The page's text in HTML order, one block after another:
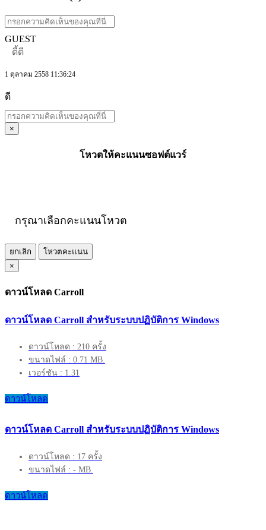
GUEST
ดี้ดี
1 ตุลาคม 2558 11:36:24
ดี
×
โหวตให้คะแนนซอฟต์แวร์
กรุณาเลือกคะแนนโหวต
ยกเลิก
โหวตคะแนน
×
ดาวน์โหลด Carroll
ดาวน์โหลด Carroll สำหรับระบบปฏิบัติการ Windows
ดาวน์โหลด : 210 ครั้ง
ขนาดไฟล์ : 0.71 MB.
เวอร์ชัน : 1.31
ดาวน์โหลด
ดาวน์โหลด Carroll สำหรับระบบปฏิบัติการ Windows
ดาวน์โหลด : 17 ครั้ง
ขนาดไฟล์ : - MB.
ดาวน์โหลด